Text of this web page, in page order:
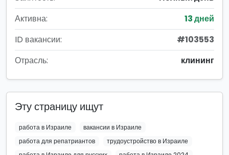
Активна:
13 дней
ID вакансии:
#103553
Отрасль:
клининг
Эту страницу ищут
работа в Израиле
вакансии в Израиле
работа для репатриантов
трудоустройство в Израиле